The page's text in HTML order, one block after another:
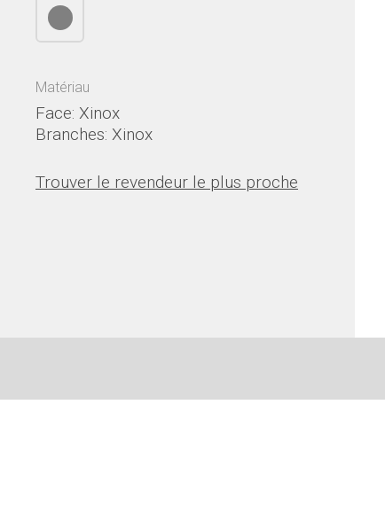
Matériau
Face: Xinox
Branches: Xinox
Trouver le revendeur le plus proche